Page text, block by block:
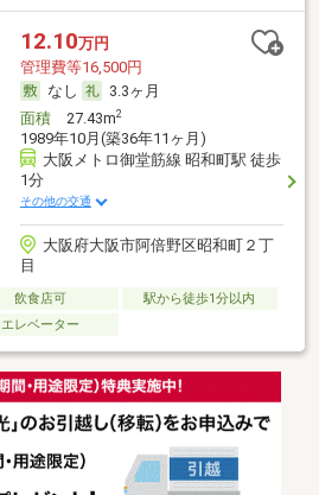
12.10万円
管理費等16,500円
なし
3.3ヶ月
面積27.43m2
1989年10月(築36年11ヶ月)
大阪メトロ御堂筋線 昭和町駅 徒歩
1分
その他の交通
大阪府大阪市阿倍野区昭和町２丁
目
飲食店可
駅から徒歩1分以内
エレベーター